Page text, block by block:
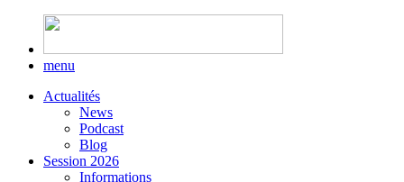
menu
Actualités
News
Podcast
Blog
Session 2026
Informations